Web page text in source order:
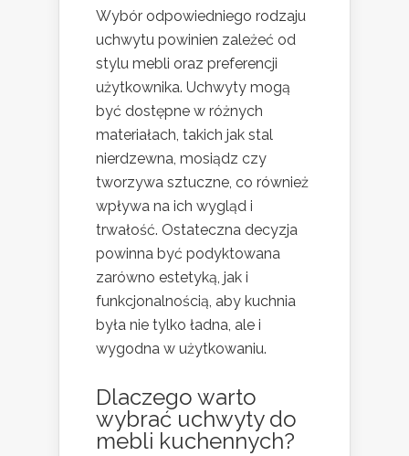
Wybór odpowiedniego rodzaju
uchwytu powinien zależeć od
stylu mebli oraz preferencji
użytkownika. Uchwyty mogą
być dostępne w różnych
materiałach, takich jak stal
nierdzewna, mosiądz czy
tworzywa sztuczne, co również
wpływa na ich wygląd i
trwałość. Ostateczna decyzja
powinna być podyktowana
zarówno estetyką, jak i
funkcjonalnością, aby kuchnia
była nie tylko ładna, ale i
wygodna w użytkowaniu.
Dlaczego warto
wybrać uchwyty do
mebli kuchennych?